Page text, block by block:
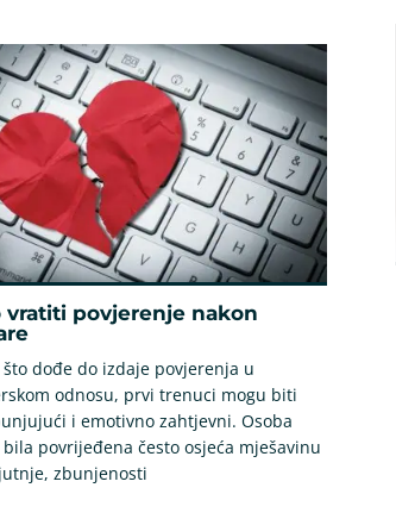
vratiti povjerenje nakon
što dođe do izdaje povjerenja u
odnosu, prvi trenuci mogu biti
i emotivno zahtjevni. Osoba
bila povrijeđena često osjeća mješavinu
zbunjenosti